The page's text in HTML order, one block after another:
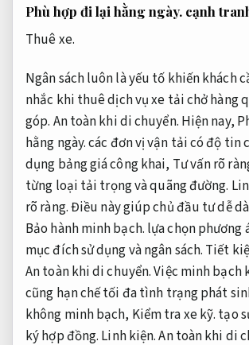
Phù hợp đi lại hằng ngày. cạnh
Thuê xe.
Ngân sách luôn là yếu tố khiến khách
nhắc khi thuê dịch vụ xe tải chở hàng
góp. An toàn khi di chuyển. Hiện nay,
hằng ngày.các đơn vị vận tải có độ tin
dụng bảng giá công khai, Tư vấn rõ
từng loại tải trọng và quãng đường.
rõ ràng.Điều này giúp chủ đầu tư dễ
Bảo hành minh bạch. lựa chọn phương
mục đích sử dụng và ngân sách. Tiết
An toàn khi di chuyển.Việc minh bạch
cũng hạn chế tối đa tình trạng phát
không minh bạch, Kiểm tra xe kỹ. tạo
ký hợp đồng. Linh kiện.An toàn khi di